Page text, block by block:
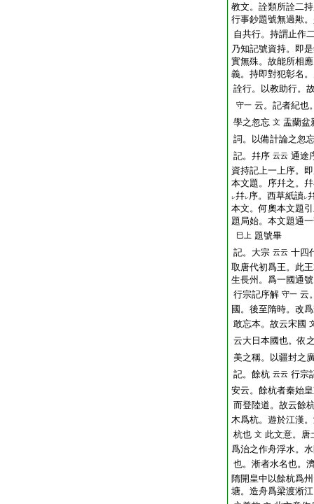
教文。詮類所詮二
行事鈔題號無過歟
自共行。持謂止作
乃知記號資持。即
實無殊。故能所相
義。持即對犯彰名
詮行。以教助行。
守一 云。記者紀也
學之忽忘 文 盂蘭盆
詞。以備計論之忽
記。幷序 云云 通途
資持記上一上序。
本文題。序幷之。
レ幷レ序。西草紙讀レ
本文。何奧本文題
題局始。本文題通
巳上 題號畢
記。大宗 云云 十四
取唐代初爲王。此
生長州。爲一國通
行宗記序解 守一 云
國。後至隋時。改
敢忘本。故云宋國
云大日本國也。依
美之稱。以疆封之
記。餘杭 云云 行宗
安云。餘杭者秦始
而登陸道。故云餘
木爲杭。遊於江漢
杭也 文 此文意。唐
爲治之作舟浮水。
也。淅者水名也。
隋開皇中以餘杭爲
塘。造舟爲梁渡淅